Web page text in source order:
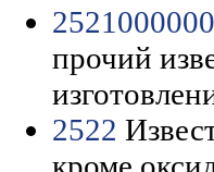
2521000000
прочий
2522